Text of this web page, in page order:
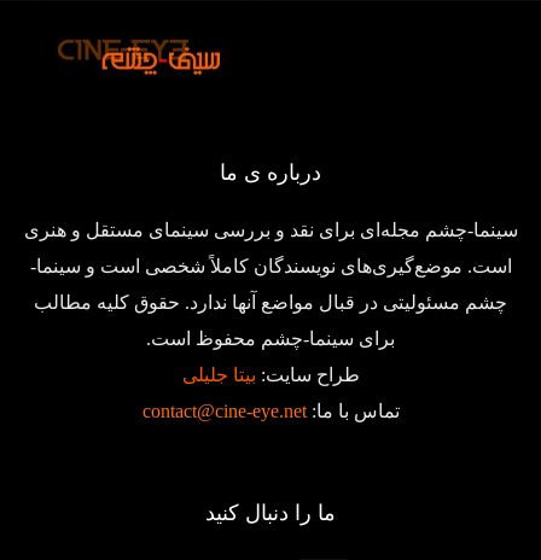
درباره ی ما
سینما-چشم مجله‌ای برای نقد و بررسی سینمای مستقل و هنری
است. موضع‌گیری‌های نویسندگان کاملاً شخصی است و سینما-
چشم مسئولیتی در قبال مواضع آنها ندارد. حقوق کلیه مطالب
برای سینما-چشم محفوظ است.
طراح سایت: بیتا جلیلی
تماس با ما:contact@cine-eye.net
ما را دنبال کنید